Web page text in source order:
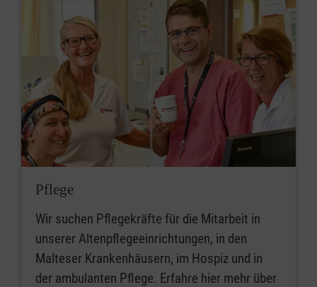
Pflege
Wir suchen Pflegekräfte für die Mitarbeit in
unserer Altenpflegeeinrichtungen, in den
Malteser Krankenhäusern, im Hospiz und in
der ambulanten Pflege. Erfahre hier mehr über